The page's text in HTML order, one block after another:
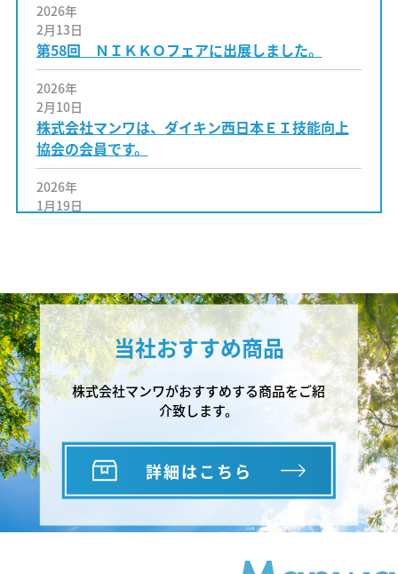
2026年
2月13日
第58回 ＮＩＫＫＯフェアに出展しました。
2026年
2月10日
株式会社マンワは、ダイキン西日本ＥＩ技能向上
協会の会員です。
2026年
1月19日
2026年
1月7日
マンワはダイキン空調・冷凍サービス認定販売店
です。
2025年
7月15日
株式会社マンワはダイキン設備工事総合補償制度
に加入しております。
2025年
6月5日
当社おすすめ商品
株式会社マンワがおすすめする商品をご紹
介致します。
詳細はこちら